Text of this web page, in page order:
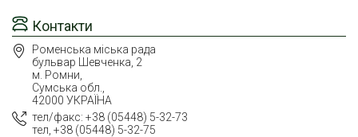
Контакти
Роменська міська рада
бульвар Шевченка, 2
м. Ромни,
Сумська обл.,
42000 УКРАЇНА
тел/факс: +38 (05448) 5-32-73
тел, +38 (05448) 5-32-75